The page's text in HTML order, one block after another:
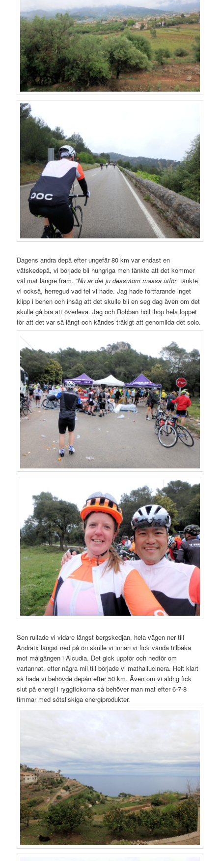
Dagens andra depå efter ungefär 80 km var endast en
vätskedepå, vi började bli hungriga men tänkte att det kommer
väl mat längre fram. “Nu är det ju dessutom massa utför” tänkte
vi också, herregud vad fel vi hade. Jag hade fortfarande inget
klipp i benen och insåg att det skulle bli en seg dag även om det
skulle gå bra att överleva. Jag och Robban höll ihop hela loppet
för att det var så långt och kändes tråkigt att genomlida det solo.
Sen rullade vi vidare längst bergskedjan, hela vägen ner till
Andratx längst ned på ön skulle vi innan vi fick vända tillbaka
mot målgången i Alcudia. Det gick uppför och nedför om
vartannat, efter några mil till började vi mathallucinera. Helt klart
så hade vi behövde depån efter 50 km. Även om vi aldrig fick
slut på energi i ryggfickorna så behöver man mat efter 6-7-8
timmar med sötsliskiga energiprodukter.